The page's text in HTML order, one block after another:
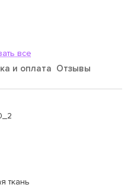
все
и оплата Отзывы
ткань